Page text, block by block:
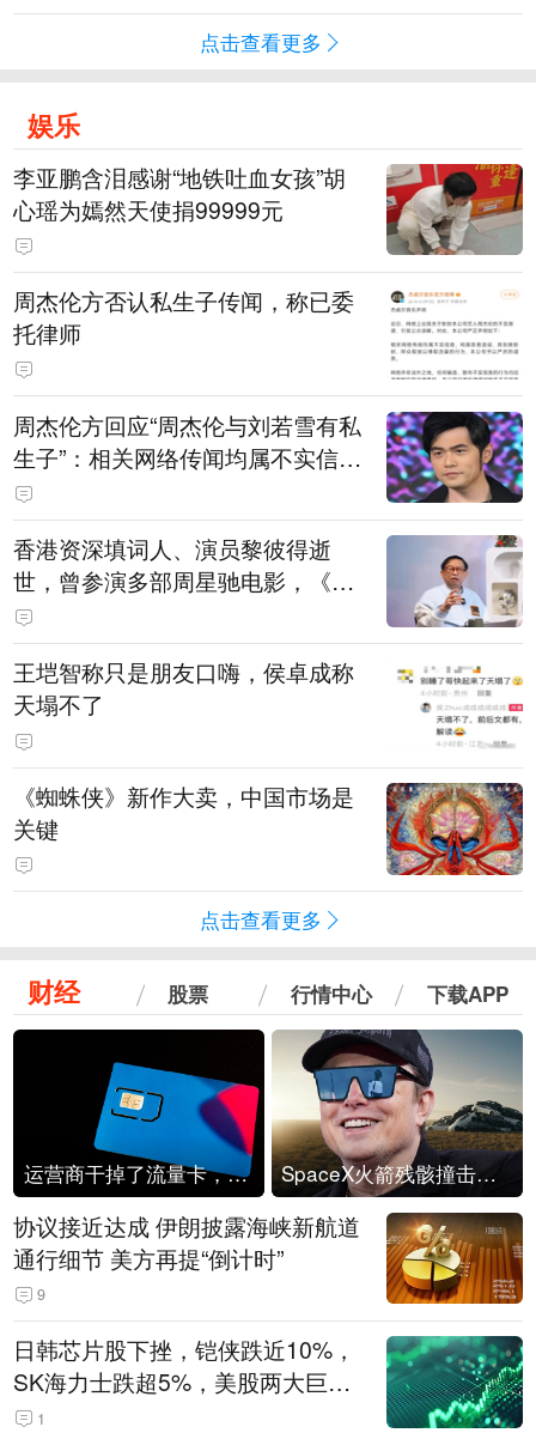
点击查看更多
娱乐
李亚鹏含泪感谢“地铁吐血女孩”胡
心瑶为嫣然天使捐99999元
周杰伦方否认私生子传闻，称已委
托律师
周杰伦方回应“周杰伦与刘若雪有私
生子”：相关网络传闻均属不实信
息，已委托律师对相关不实信息的
发布者及传播者进行证据保全
香港资深填词人、演员黎彼得逝
世，曾参演多部周星驰电影，《财
神到》由他填词
王垲智称只是朋友口嗨，侯卓成称
天塌不了
《蜘蛛侠》新作大卖，中国市场是
关键
点击查看更多
财经 股票 行情中心 下载APP
运营商干掉了流量卡，他们真的玩不起了 SpaceX火箭残骸撞击月球
协议接近达成 伊朗披露海峡新航道
通行细节 美方再提“倒计时”
9
日韩芯片股下挫，铠侠跌近10%，
SK海力士跌超5%，美股两大巨头
遭遇业绩杀
1